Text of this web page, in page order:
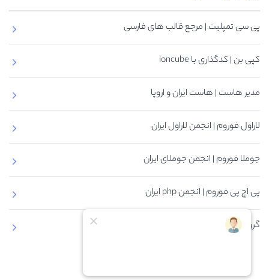
پی سی تمپلیت | مرجع قالب های فارسی
کپی بن | کدگذاری با ioncube
مدیر هاست | هاست ایران و اروپا
لاراول فوروم | انجمن لاراول ایران
جوملا فوروم | انجمن جوملای ایران
پی اچ پی فوروم | انجمن php ایران
گروه های برنامه نویسی تلگرام